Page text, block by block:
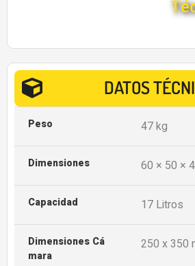
DATOS
Peso 47 kg
Dimensiones 60 × 50 ×
Capacidad 17 Litros
Dimensiones Cá
Mara
250 x 350